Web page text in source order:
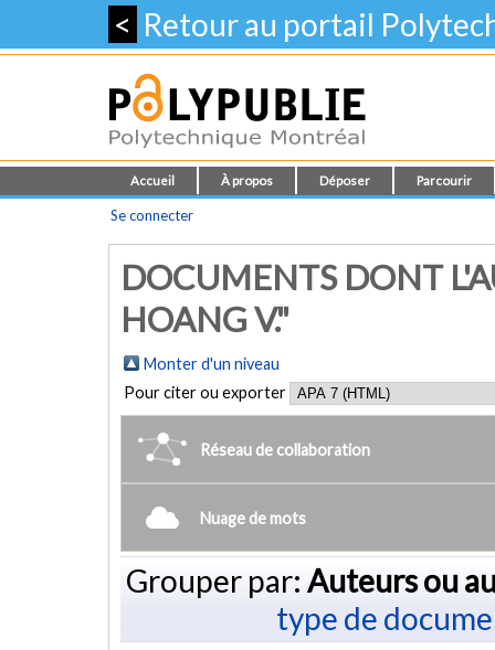
< Retour au portail
Accueil À propos Déposer Parcourir
Se connecter
DOCUMENTS DONT
HOANG V."
Monter d'un niveau
Pour citer ou exporter
Réseau de collaboration
Nuage de mots
Grouper par: Auteurs ou
type de